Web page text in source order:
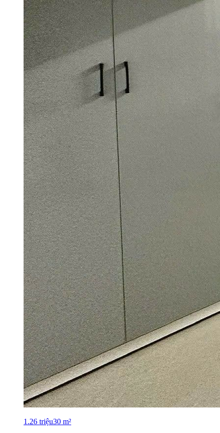
1.26 triệu30 m²